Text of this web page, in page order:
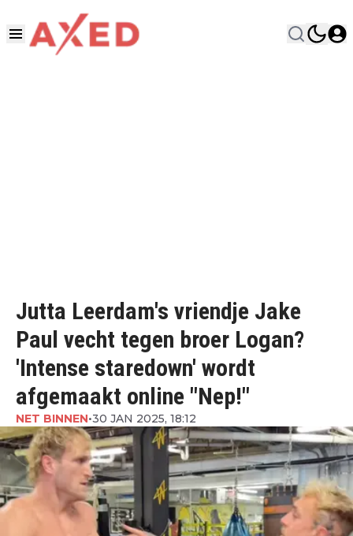
Jutta Leerdam's vriendje Jake
Paul vecht tegen broer Logan?
'Intense staredown' wordt
afgemaakt online "Nep!"
NET BINNEN•30 JAN 2025, 18:12